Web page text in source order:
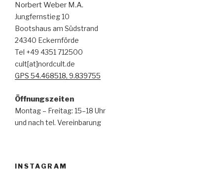
Norbert Weber M.A.
Jungfernstieg 10
Bootshaus am Südstrand
24340 Eckernförde
Tel +49 4351 712500
cult[at]nordcult.de
GPS 54.468518, 9.839755
Öffnungszeiten
Montag – Freitag: 15–18 Uhr
und nach tel. Vereinbarung
INSTAGRAM